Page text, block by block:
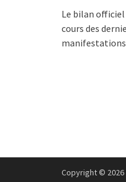
Le bilan
cours des
manifestations
Copyright © 2026